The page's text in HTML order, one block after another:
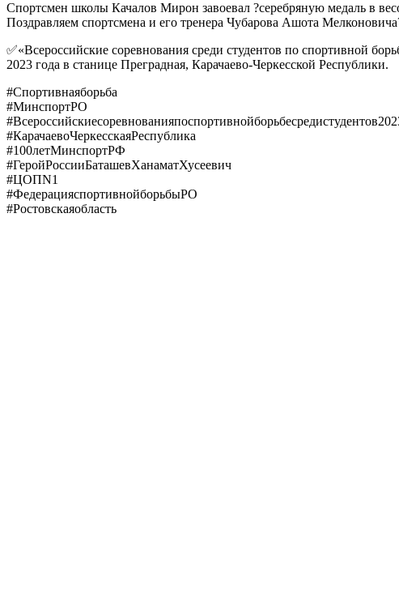
Спортсмен школы Качалов Мирон завоевал ?серебряную медаль в
Поздравляем спортсмена и его тренера Чубарова Ашота
✅«Всероссийские соревнования среди студентов по спортивной
2023 года в станице Преградная, Карачаево-Черкесской Республики.
#Спортивнаяборьба
#МинспортРО
#КарачаевоЧеркесскаяРеспублика
#100летМинспортРФ
#ГеройРоссииБаташевХанаматХусеевич
#ЦОПN1
#ФедерацияспортивнойборьбыРО
#Ростовскаяобласть